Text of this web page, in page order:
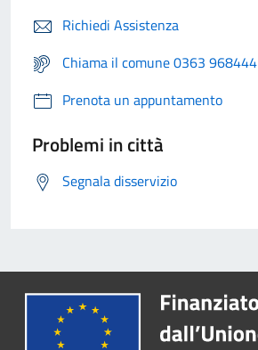
Richiedi Assistenza
Chiama il comune 0363 968444
Prenota un appuntamento
Problemi in città
Segnala disservizio